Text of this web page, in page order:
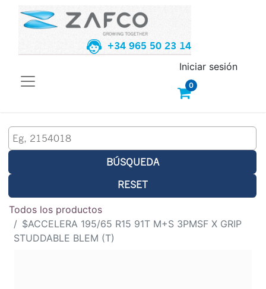
+34 965 50 23 14
0
Iniciar sesión
BÚSQUEDA
RESET
Todos los productos
$ACCELERA 195/65 R15 91T M+S 3PMSF X GRIP
STUDDABLE BLEM (T)